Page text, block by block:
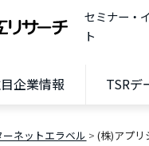
セミナー・
ト
企業情報 TSRデ
ーネットエラベル (株)アプリ